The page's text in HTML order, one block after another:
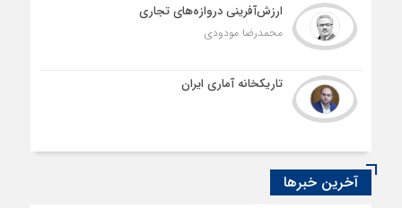
ارزش‌آفرینی دروازه‌های تجاری
محمدرضا مودودی
تاریکخانه آماری ایران
آخرین خبرها